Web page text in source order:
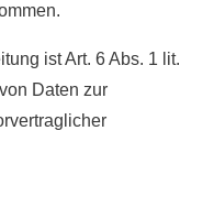
ist Art. 6 Abs. 1 lit.
Daten zur